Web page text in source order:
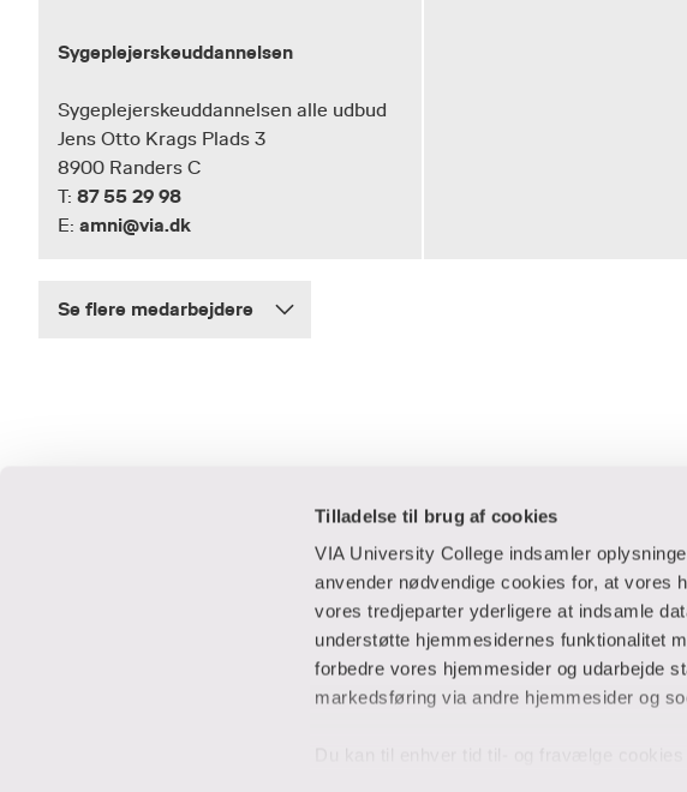
Tilladelse til brug af cookies
VIA University College indsamler
anvender nødvendige cookies for, at vores
vores tredjeparter yderligere at indsamle
understøtte hjemmesidernes funktionalitet
forbedre vores hjemmesider og udarbejde
markedsføring via andre hjemmesider og
Sygeplejerskeuddannelsen
Sygeplejerskeuddannelsen alle udbud
Jens Otto Krags Plads 3
8900 Randers C
T: 87 55 29 98
E: amni@via.dk
Se flere medarbejdere
Samarbejde og
IT-supportcenter